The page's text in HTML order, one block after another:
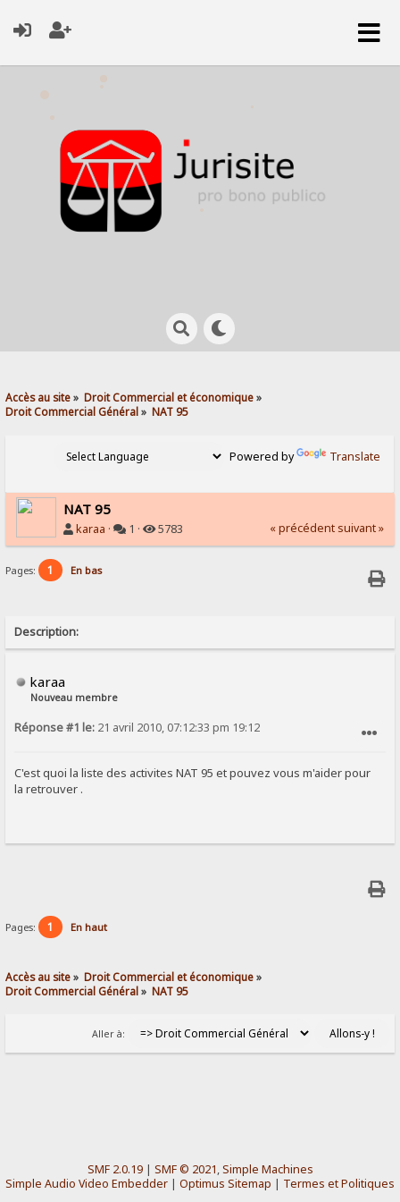
Accès au site» Droit Commercial et économique»
Droit Commercial Général» NAT 95
Powered by Translate
NAT 95
karaa · 1 · 5783 « précédent suivant »
Pages: 1 En bas
Description:
karaa
Nouveau membre
Réponse #1 le: 21 avril 2010, 07:12:33 pm 19:12
C'est quoi la liste des activites NAT 95 et pouvez vous m'aider pour
la retrouver .
Pages: 1 En haut
Accès au site» Droit Commercial et économique»
Droit Commercial Général» NAT 95
Aller à:
SMF 2.0.19| SMF © 2021,Simple Machines
Simple Audio Video Embedder | Optimus Sitemap | Termes et Politiques